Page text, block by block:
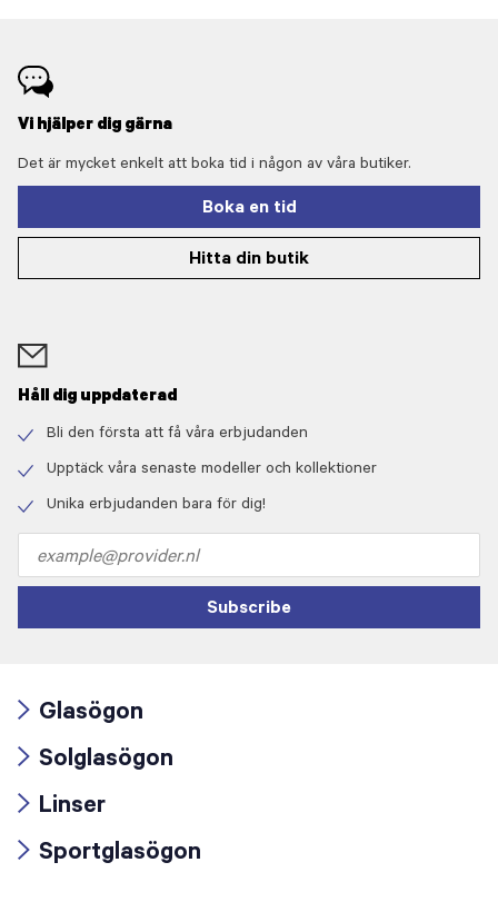
Vi hjälper dig gärna
Det är mycket enkelt att boka tid i någon av våra butiker.
Boka en tid
Hitta din butik
Håll dig uppdaterad
icon
Bli den första att få våra erbjudanden
icon
Upptäck våra senaste modeller och kollektioner
Unika erbjudanden bara för dig!
address
Subscribe
icon
Glasögon
icon
Solglasögon
icon
Linser
Sportglasögon